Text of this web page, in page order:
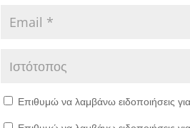
Επιθυμώ να λαμβάνω ειδοποιήσεις